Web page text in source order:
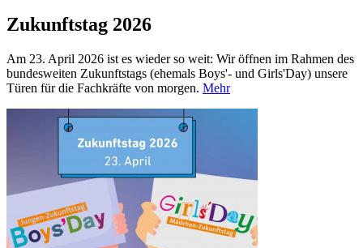
Zukunftstag 2026
Am 23. April 2026 ist es wieder so weit: Wir öffnen im Rahmen des
bundesweiten Zukunftstags (ehemals Boys'- und Girls'Day) unsere
Türen für die Fachkräfte von morgen. Mehr